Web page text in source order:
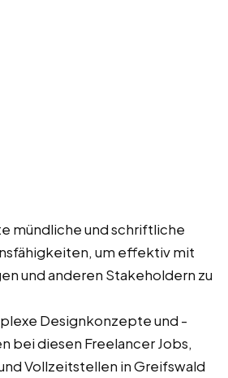
mündliche und schriftliche
um effektiv mit
und anderen Stakeholdern zu
Designkonzepte und -
bei diesen Freelancer Jobs,
Vollzeitstellen in Greifswald